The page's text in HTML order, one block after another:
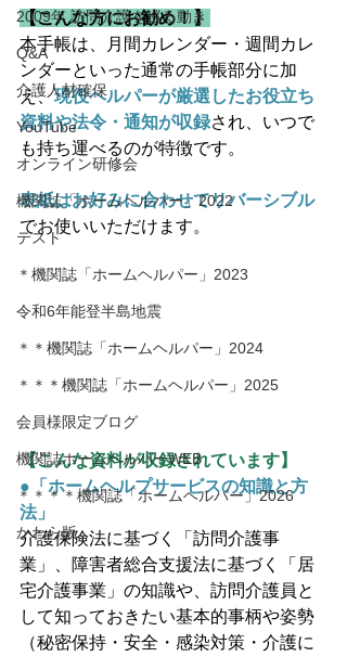
2009年 訪問介護を巡る動き
Q&A
介護人材確保
YouTube
オンライン研修会
機関誌「ホームヘルパー」2022
テスト
＊機関誌「ホームヘルパー」2023
令和6年能登半島地震
＊＊機関誌「ホームヘルパー」2024
＊＊＊機関誌「ホームヘルパー」2025
会員様限定ブログ
機関誌ホームヘルパーWEB
＊＊＊＊機関誌「ホームヘルパー」2026
かわら版
【こんな方にお勧め！】
本手帳は、月間カレンダー・週間カレ
ンダーといった通常の手帳部分に加
え、現役ヘルパーが厳選したお役立ち
資料や法令・通知が収録され、いつで
も持ち運べるのが特徴です。
表紙はお好みに合わせてリバーシブル
でお使いいただけます。
【こんな資料が収録されています】
●「ホームヘルプサービスの知識と方
法」
介護保険法に基づく「訪問介護事
業」、障害者総合支援法に基づく「居
宅介護事業」の知識や、訪問介護員と
して知っておきたい基本的事柄や姿勢
（秘密保持・安全・感染対策・介護に